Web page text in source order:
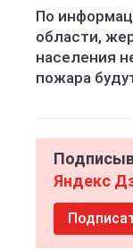
По
области,
населения
пожара
Яндекс